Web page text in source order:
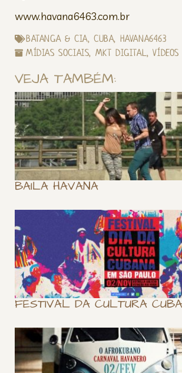
www.havana6463.com.br
BATANGA & CIA,CUBA, HAVANA6463
MÍDIAS SOCIAIS, MKT DIGITAL,VÍDEOS
VEJA TAMBÉM:
BAILA HAVANA
FESTIVAL DA CULTURA